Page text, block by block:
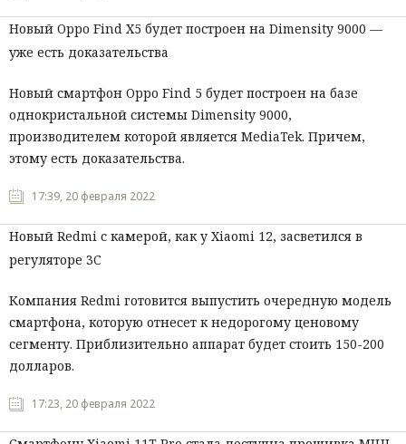
Новый Oppo Find X5 будет построен на Dimensity 9000 —
уже есть доказательства
Новый смартфон Oppo Find 5 будет построен на базе
однокристальной системы Dimensity 9000,
производителем которой является MediaTek. Причем,
этому есть доказательства.
17:39, 20 февраля 2022
Новый Redmi с камерой, как у Xiaomi 12, засветился в
регуляторе 3C
Компания Redmi готовится выпустить очередную модель
смартфона, которую отнесет к недорогому ценовому
сегменту. Приблизительно аппарат будет стоить 150-200
долларов.
17:23, 20 февраля 2022